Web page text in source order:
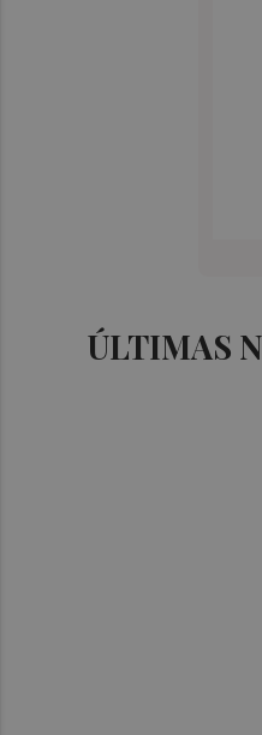
ÚLTIMAS